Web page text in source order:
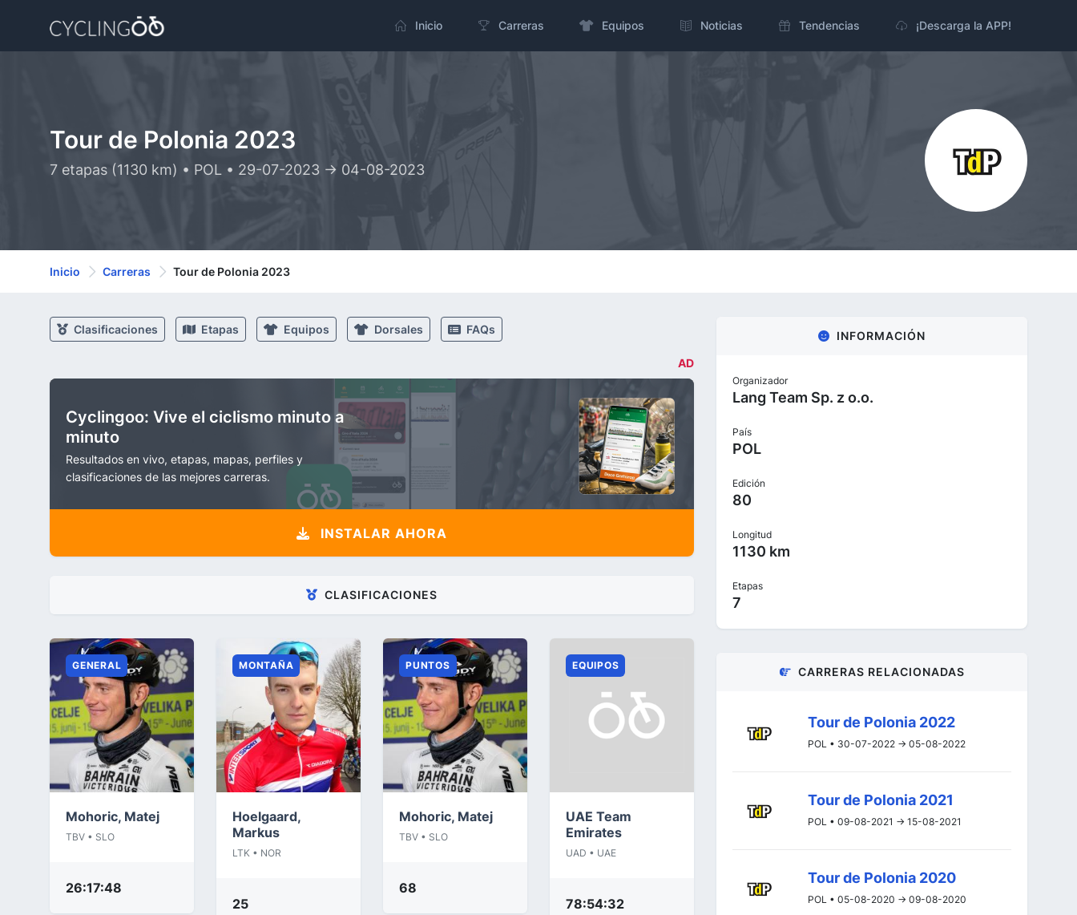
Inicio Carreras Equipos Noticias Tendencias ¡Descarga la APP!
Tour de Polonia 2023
7 etapas (1130 km) • POL • 29-07-2023 -> 04-08-2023
Inicio Carreras Tour de Polonia 2023
Clasificaciones Etapas Equipos Dorsales FAQs
AD
Cyclingoo: Vive el ciclismo minuto a
minuto
Resultados en vivo, etapas, mapas, perfiles y
clasificaciones de las mejores carreras.
INSTALAR AHORA
CLASIFICACIONES
GENERAL
Mohoric, Matej
TBV • SLO
26:17:48
MONTAÑA
Hoelgaard,
Markus
LTK • NOR
25
PUNTOS
Mohoric, Matej
TBV • SLO
68
EQUIPOS
UAE Team
Emirates
UAD • UAE
78:54:32
INFORMACIÓN
Organizador
Lang Team Sp. z o.o.
País
POL
Edición
80
Longitud
1130 km
Etapas
7
CARRERAS RELACIONADAS
Tour de Polonia 2022
POL • 30-07-2022 -> 05-08-2022
Tour de Polonia 2021
POL • 09-08-2021 -> 15-08-2021
Tour de Polonia 2020
POL • 05-08-2020 -> 09-08-2020